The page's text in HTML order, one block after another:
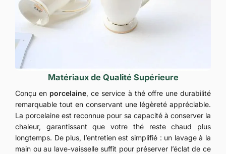
Matériaux de Qualité Supérieure
Conçu en porcelaine, ce service à thé offre une durabilité
remarquable tout en conservant une légèreté appréciable.
La porcelaine est reconnue pour sa capacité à conserver la
chaleur, garantissant que votre thé reste chaud plus
longtemps. De plus, l’entretien est simplifié : un lavage à la
main ou au lave-vaisselle suffit pour préserver l’éclat de ce